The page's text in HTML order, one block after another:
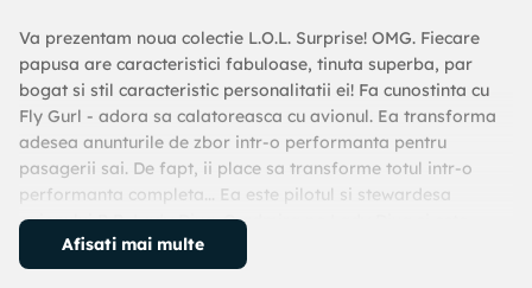
Va prezentam noua colectie L.O.L. Surprise! OMG. Fiecare
papusa are caracteristici fabuloase, tinuta superba, par
bogat si stil caracteristic personalitatii ei! Fa cunostinta cu
Fly Gurl - adora sa calatoreasca cu avionul. Ea transforma
adesea anunturile de zbor intr-o performanta pentru
pasagerii sai. De fapt, ii place sa transforme totul intr-o
performanta completa... Ea este pilotul si stewardesa
avionului B.B. Lady Diva. O admira pe Lady Diva si este
inspirata de ea. Fly Gurl este intotdeauna bucuroasa sa isi
faca prieteni noi, sa se distreze si sa cucereasca lumea cu
Afisati mai multe